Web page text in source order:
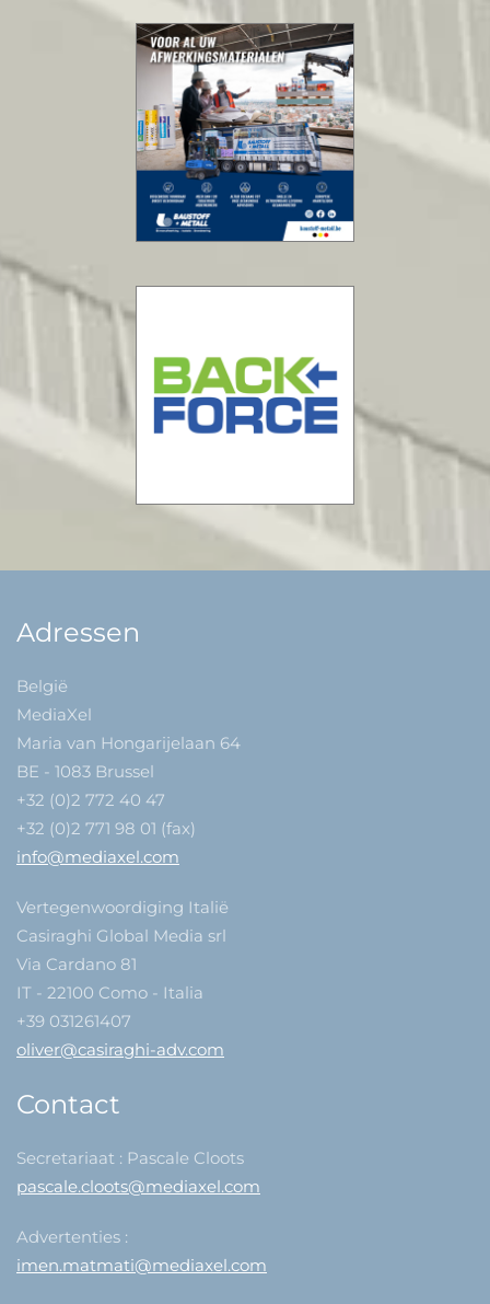
Adressen
België
MediaXel
Maria van Hongarijelaan 64
BE - 1083 Brussel
+32 (0)2 772 40 47
+32 (0)2 771 98 01 (fax)
info@mediaxel.com
Vertegenwoordiging Italië
Casiraghi Global Media srl
Via Cardano 81
IT - 22100 Como - Italia
+39 031261407
oliver@casiraghi-adv.com
Contact
Secretariaat : Pascale Cloots
pascale.cloots@mediaxel.com
Advertenties :
imen.matmati@mediaxel.com